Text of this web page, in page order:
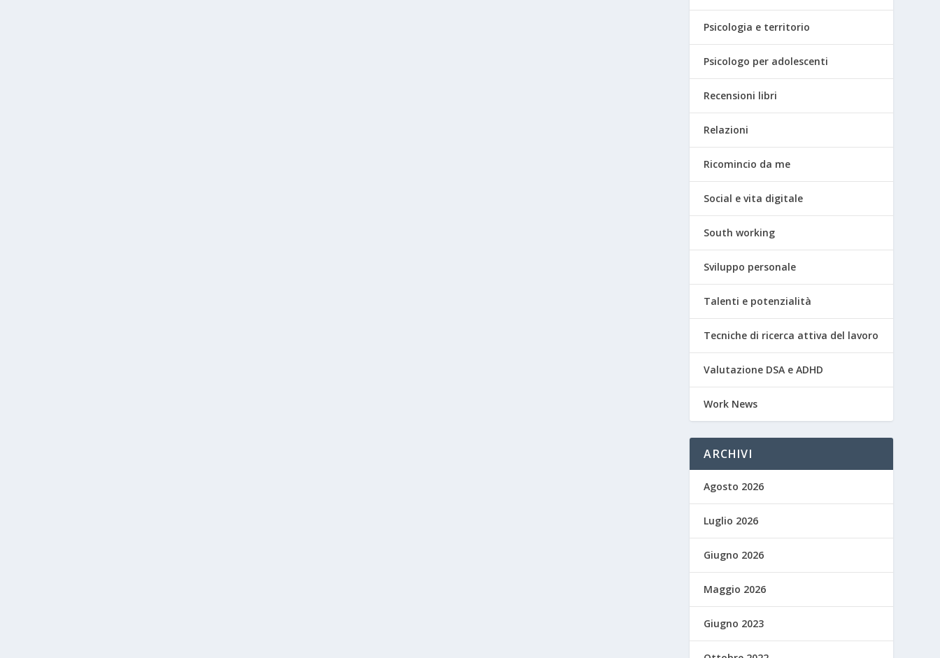
Psicologia e territorio
Psicologo per adolescenti
Recensioni libri
Relazioni
Ricomincio da me
Social e vita digitale
South working
Sviluppo personale
Talenti e potenzialità
Tecniche di ricerca attiva del lavoro
Valutazione DSA e ADHD
Work News
ARCHIVI
Agosto 2026
Luglio 2026
Giugno 2026
Maggio 2026
Giugno 2023